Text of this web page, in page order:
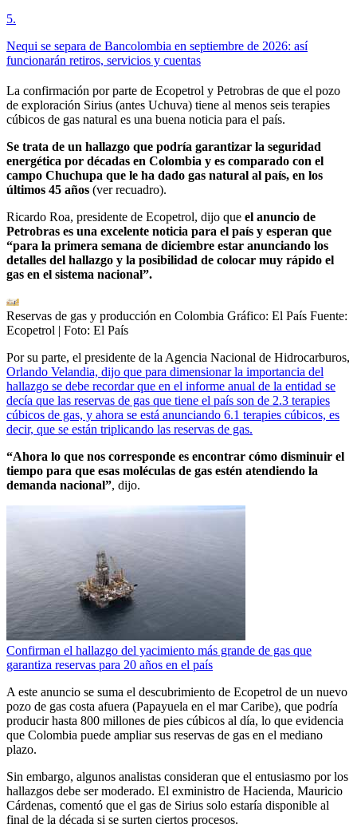
5.
Nequi se separa de Bancolombia en septiembre de 2026: así
funcionarán retiros, servicios y cuentas
La confirmación por parte de Ecopetrol y Petrobras de que el pozo
de exploración Sirius (antes Uchuva) tiene al menos seis terapies
cúbicos de gas natural es una buena noticia para el país.
Se trata de un hallazgo que podría garantizar la seguridad
energética por décadas en Colombia y es comparado con el
campo Chuchupa que le ha dado gas natural al país, en los
últimos 45 años (ver recuadro).
Ricardo Roa, presidente de Ecopetrol, dijo que el anuncio de
Petrobras es una excelente noticia para el país y esperan que
“para la primera semana de diciembre estar anunciando los
detalles del hallazgo y la posibilidad de colocar muy rápido el
gas en el sistema nacional”.
Reservas de gas y producción en Colombia Gráfico: El País Fuente:
Ecopetrol | Foto: El País
Por su parte, el presidente de la Agencia Nacional de Hidrocarburos,
Orlando Velandia, dijo que para dimensionar la importancia del
hallazgo se debe recordar que en el informe anual de la entidad se
decía que las reservas de gas que tiene el país son de 2.3 terapies
cúbicos de gas, y ahora se está anunciando 6.1 terapies cúbicos, es
decir, que se están triplicando las reservas de gas.
“Ahora lo que nos corresponde es encontrar cómo disminuir el
tiempo para que esas moléculas de gas estén atendiendo la
demanda nacional”, dijo.
Confirman el hallazgo del yacimiento más grande de gas que
garantiza reservas para 20 años en el país
A este anuncio se suma el descubrimiento de Ecopetrol de un nuevo
pozo de gas costa afuera (Papayuela en el mar Caribe), que podría
producir hasta 800 millones de pies cúbicos al día, lo que evidencia
que Colombia puede ampliar sus reservas de gas en el mediano
plazo.
Sin embargo, algunos analistas consideran que el entusiasmo por los
hallazgos debe ser moderado. El exministro de Hacienda, Mauricio
Cárdenas, comentó que el gas de Sirius solo estaría disponible al
final de la década si se surten ciertos procesos.